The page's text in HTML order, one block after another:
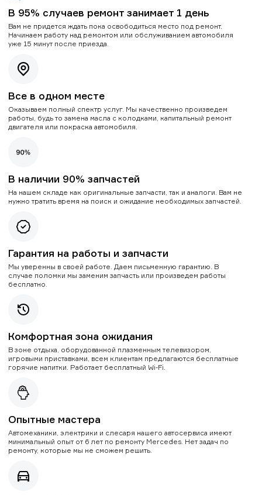
В 95% случаев ремонт занимает 1 день
Вам не придется ждать пока освободиться место под ремонт.
Начинаем работу над ремонтом или обслуживанием автомобиля
уже 15 минут после приезда.
Все в одном месте
Оказываем полный спектр услуг. Мы качественно произведем
работы, будь то замена масла с колодками, капитальный ремонт
двигателя или покраска автомобиля.
В наличии 90% запчастей
На нашем складе как оригинальные запчасти, так и аналоги. Вам не
нужно тратить время на поиск и ожидание необходимых запчастей.
Гарантия на работы и запчасти
Мы уверенны в своей работе. Даем письменную гарантию. В
случае поломки мы заменим запчасть или произведем работы
бесплатно.
Комфортная зона ожидания
В зоне отдыха, оборудованной плазменным телевизором,
игровыми приставками, всем клиентам предлагаются бесплатные
горячие напитки. Работает бесплатный Wi-Fi.
Опытные мастера
Автомеханики, электрики и слесаря нашего автосервиса имеют
минимальный опыт от 6 лет по ремонту Mercedes. Нет задач по
ремонту, которые мы не сможем решить.